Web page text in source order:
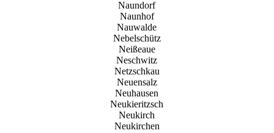
Naundorf
Naunhof
Nauwalde
Nebelschütz
Neißeaue
Neschwitz
Netzschkau
Neuensalz
Neuhausen
Neukieritzsch
Neukirch
Neukirchen